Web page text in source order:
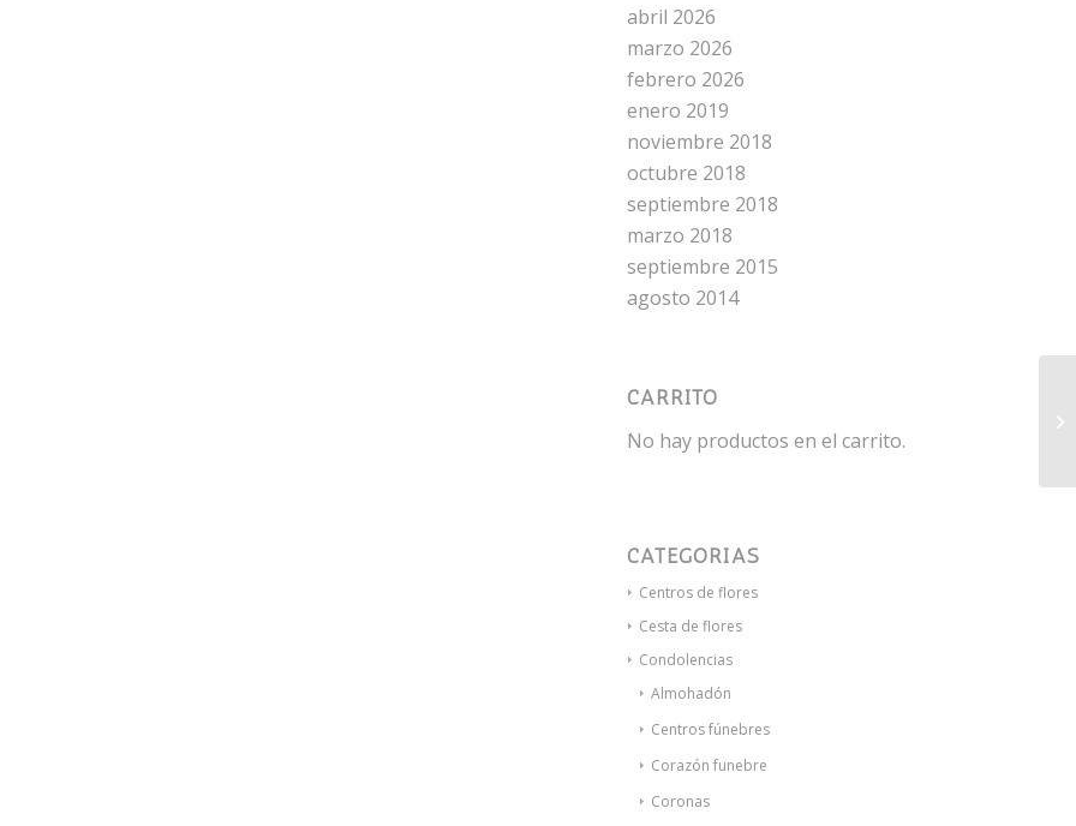
abril 2026
marzo 2026
febrero 2026
enero 2019
noviembre 2018
octubre 2018
septiembre 2018
marzo 2018
septiembre 2015
agosto 2014
CARRITO
No hay productos en el carrito.
CATEGORÍAS
Centros de flores
Cesta de flores
Condolencias
Almohadón
Centros fúnebres
Corazón funebre
Coronas